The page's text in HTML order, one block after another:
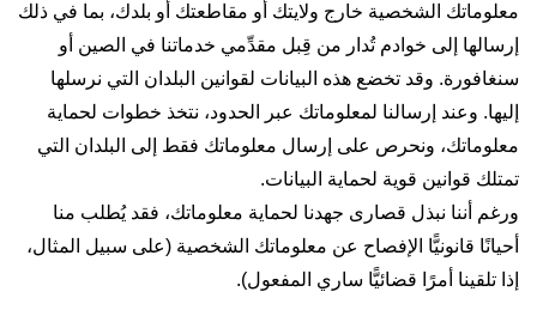
معلوماتك الشخصية خارج ولايتك أو مقاطعتك أو بلدك، بما في ذلك
إرسالها إلى خوادم تُدار من قِبل مقدِّمي خدماتنا في الصين أو
سنغافورة. وقد تخضع هذه البيانات لقوانين البلدان التي نرسلها
إليها. وعند إرسالنا لمعلوماتك عبر الحدود، نتخذ خطوات لحماية
معلوماتك، ونحرص على إرسال معلوماتك فقط إلى البلدان التي
تمتلك قوانين قوية لحماية البيانات.
ورغم أننا نبذل قصارى جهدنا لحماية معلوماتك، فقد يُطلب منا
أحيانًا قانونيًّا الإفصاح عن معلوماتك الشخصية (على سبيل المثال،
إذا تلقينا أمرًا قضائيًّا ساري المفعول).